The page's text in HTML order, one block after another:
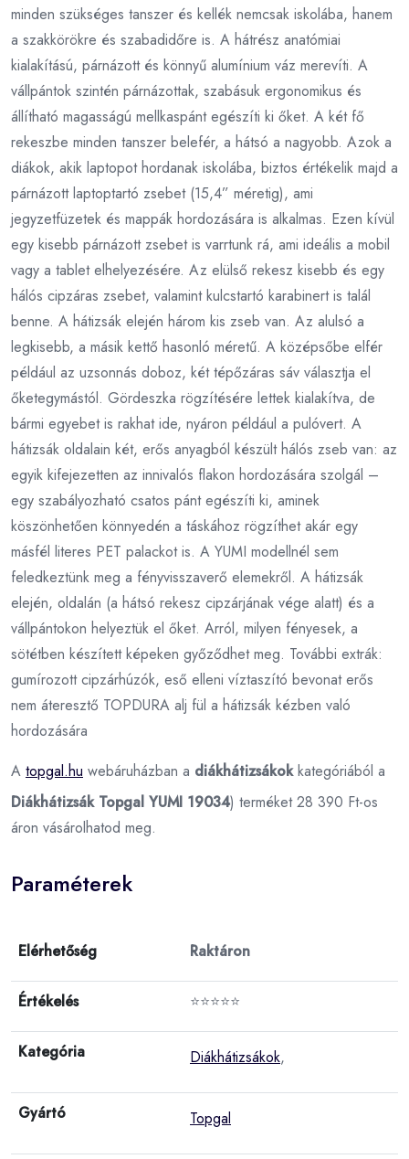
minden szükséges tanszer és kellék nemcsak iskolába, hanem
a szakkörökre és szabadidőre is. A hátrész anatómiai
kialakítású, párnázott és könnyű alumínium váz merevíti. A
vállpántok szintén párnázottak, szabásuk ergonomikus és
állítható magasságú mellkaspánt egészíti ki őket. A két fő
rekeszbe minden tanszer belefér, a hátsó a nagyobb. Azok a
diákok, akik laptopot hordanak iskolába, biztos értékelik majd a
párnázott laptoptartó zsebet (15,4” méretig), ami
jegyzetfüzetek és mappák hordozására is alkalmas. Ezen kívül
egy kisebb párnázott zsebet is varrtunk rá, ami ideális a mobil
vagy a tablet elhelyezésére. Az elülső rekesz kisebb és egy
hálós cipzáras zsebet, valamint kulcstartó karabinert is talál
benne. A hátizsák elején három kis zseb van. Az alulsó a
legkisebb, a másik kettő hasonló méretű. A középsőbe elfér
például az uzsonnás doboz, két tépőzáras sáv választja el
őketegymástól. Gördeszka rögzítésére lettek kialakítva, de
bármi egyebet is rakhat ide, nyáron például a pulóvert. A
hátizsák oldalain két, erős anyagból készült hálós zseb van: az
egyik kifejezetten az innivalós flakon hordozására szolgál –
egy szabályozható csatos pánt egészíti ki, aminek
köszönhetően könnyedén a táskához rögzíthet akár egy
másfél literes PET palackot is. A YUMI modellnél sem
feledkeztünk meg a fényvisszaverő elemekről. A hátizsák
elején, oldalán (a hátsó rekesz cipzárjának vége alatt) és a
vállpántokon helyeztük el őket. Arról, milyen fényesek, a
sötétben készített képeken győződhet meg. További extrák:
gumírozott cipzárhúzók, eső elleni víztaszító bevonat erős
nem áteresztő TOPDURA alj fül a hátizsák kézben való
hordozására
A topgal.hu webáruházban a diákhátizsákokkategóriából a
Diákhátizsák Topgal YUMI 19034) terméket 28 390 Ft-os
áron vásárolhatod meg.
Paraméterek
Elérhetőség Raktáron
Értékelés ⭐⭐⭐⭐⭐
Kategória Diákhátizsákok,
Gyártó Topgal